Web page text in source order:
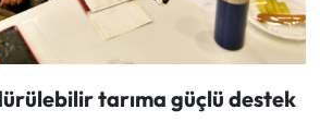
tarıma güçlü destek